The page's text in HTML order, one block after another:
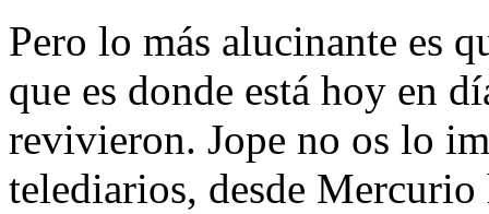
Pero lo más alucinante es
que es donde está hoy en
revivieron. Jope no os lo
telediarios, desde